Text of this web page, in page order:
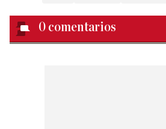
0 comentarios